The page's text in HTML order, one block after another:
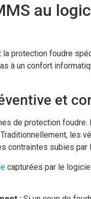
au
protection foudre
à un confort
et
de protection
les
contraintes subies par
capturées par le